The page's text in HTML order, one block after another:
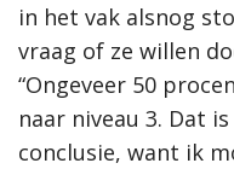
in het vak alsnog
vraag of ze willen
“Ongeveer 50
naar niveau 3. Dat
conclusie, want ik